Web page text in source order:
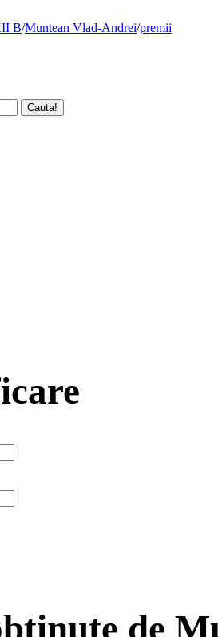
B/Muntean Vlad-Andrei/premii
de